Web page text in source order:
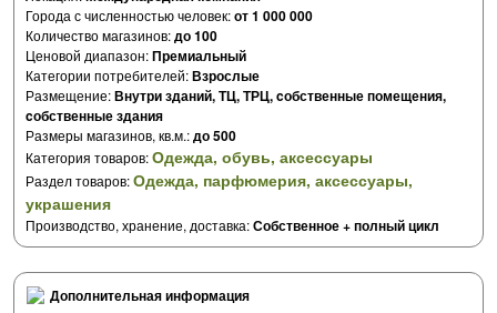
Города с численностью человек:от 1 000 000
Количество магазинов:до 100
Ценовой диапазон:Премиальный
Категории потребителей:Взрослые
Размещение:Внутри зданий, ТЦ, ТРЦ, cобственные помещения,
cобственные здания
Размеры магазинов, кв.м.:до 500
Категория товаров:Одежда, обувь, аксессуары
Раздел товаров:Одежда, парфюмерия, аксессуары,
украшения
Производство, хранение, доставка:Собственное + полный цикл
Дополнительная информация